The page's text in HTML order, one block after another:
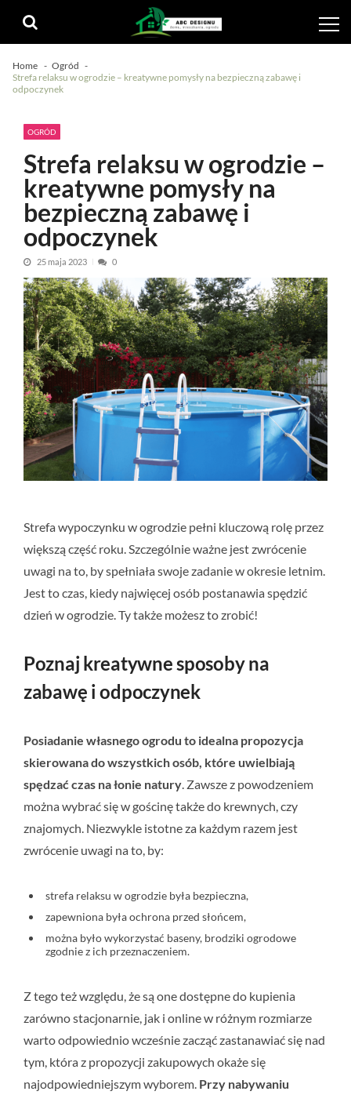
navigation
content
Home
Ogród
Strefa relaksu w ogrodzie – kreatywne pomysły na bezpieczną zabawę i
odpoczynek
OGRÓD
Strefa relaksu w ogrodzie –
kreatywne pomysły na
bezpieczną zabawę i
odpoczynek
25 maja 2023 0
Strefa wypoczynku w ogrodzie pełni kluczową rolę przez
większą część roku. Szczególnie ważne jest zwrócenie
uwagi na to, by spełniała swoje zadanie w okresie letnim.
Jest to czas, kiedy najwięcej osób postanawia spędzić
dzień w ogrodzie. Ty także możesz to zrobić!
Poznaj kreatywne sposoby na
zabawę i odpoczynek
Posiadanie własnego ogrodu to idealna propozycja
skierowana do wszystkich osób, które uwielbiają
spędzać czas na łonie natury. Zawsze z powodzeniem
można wybrać się w gościnę także do krewnych, czy
znajomych. Niezwykle istotne za każdym razem jest
zwrócenie uwagi na to, by:
strefa relaksu w ogrodzie była bezpieczna,
zapewniona była ochrona przed słońcem,
można było wykorzystać baseny, brodziki ogrodowe
zgodnie z ich przeznaczeniem.
Z tego też względu, że są one dostępne do kupienia
zarówno stacjonarnie, jak i online w różnym rozmiarze
warto odpowiednio wcześnie zacząć zastanawiać się nad
tym, która z propozycji zakupowych okaże się
najodpowiedniejszym wyborem. Przy nabywaniu